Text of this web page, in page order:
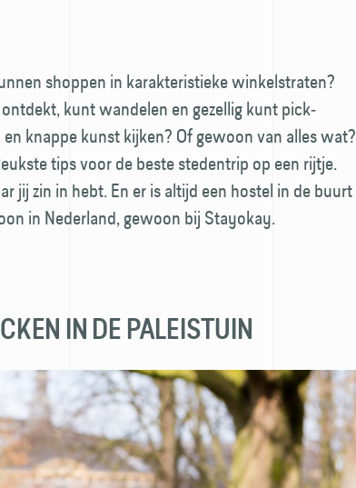
shoppen in karakteristieke winkelstraten?
kunt wandelen en gezellig kunt pick­
knappe kunst kijken? Of gewoon van alles wat?
tips voor de beste stedentrip op een rijtje.
jij zin in hebt. En er is altijd een hostel in de buurt
in Nederland, gewoon bij Stayokay.
IN DE PALEISTUIN